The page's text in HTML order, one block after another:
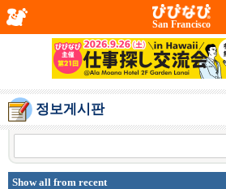
San Francisco
정보게시판
Show all from recent